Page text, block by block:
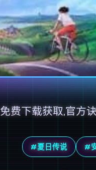
免费下载获取,官方
#夏日传说 #